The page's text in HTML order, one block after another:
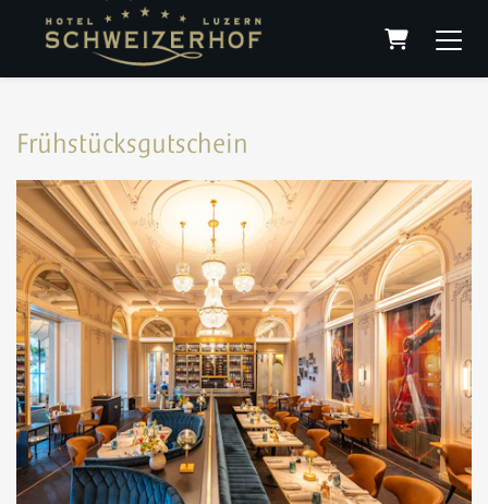
Warenkorb
Frühstücksgutschein